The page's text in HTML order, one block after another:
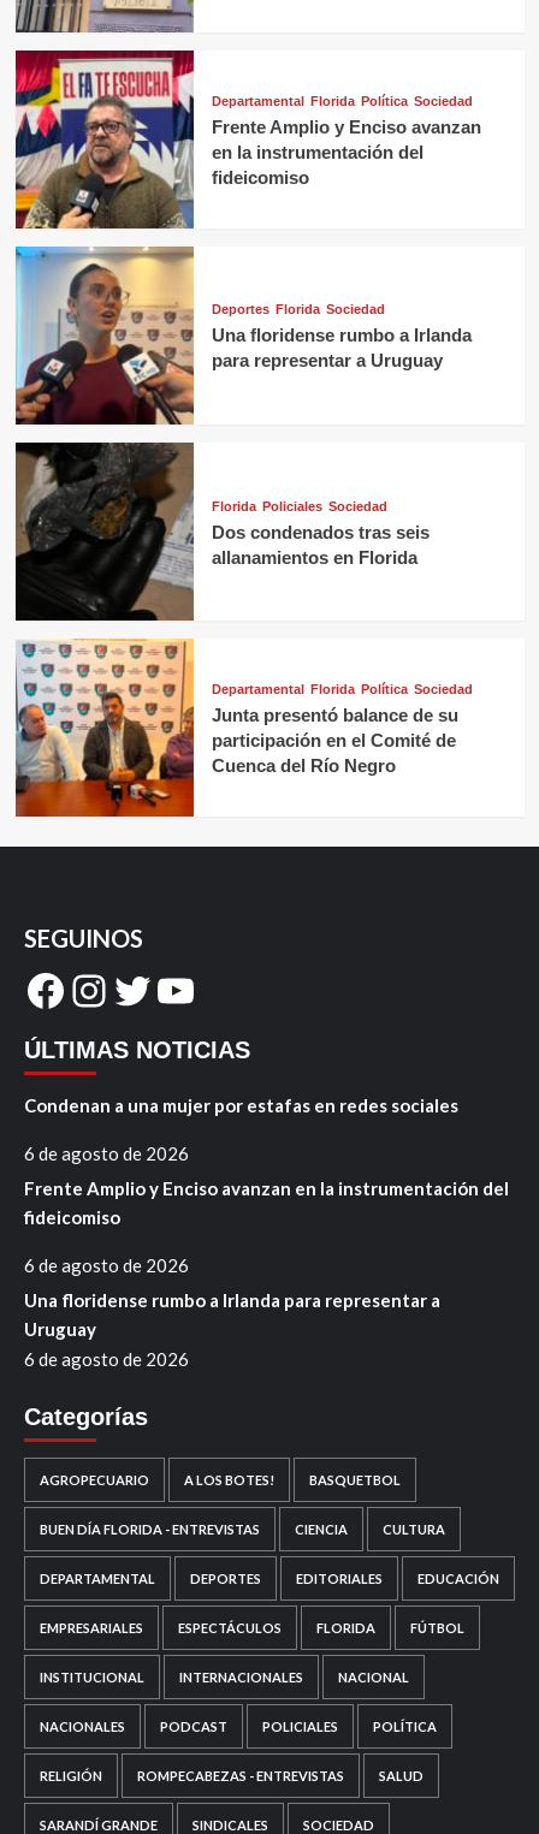
Departamental Florida Política Sociedad
Frente Amplio y Enciso avanzan
en la instrumentación del
fideicomiso
Deportes Florida Sociedad
Una floridense rumbo a Irlanda
para representar a Uruguay
Florida Policiales Sociedad
Dos condenados tras seis
allanamientos en Florida
Departamental Florida Política Sociedad
Junta presentó balance de su
participación en el Comité de
Cuenca del Río Negro
SEGUINOS
Facebook
Instagram
Twitter
YouTube
ÚLTIMAS NOTICIAS
Condenan a una mujer por estafas en redes sociales
6 de agosto de 2026
Frente Amplio y Enciso avanzan en la instrumentación del
fideicomiso
6 de agosto de 2026
Una floridense rumbo a Irlanda para representar a
Uruguay
6 de agosto de 2026
Categorías
AGROPECUARIO A LOS BOTES! BASQUETBOL
BUEN DÍA FLORIDA - ENTREVISTAS CIENCIA CULTURA
DEPARTAMENTAL DEPORTES EDITORIALES EDUCACIÓN
EMPRESARIALES ESPECTÁCULOS FLORIDA FÚTBOL
INSTITUCIONAL INTERNACIONALES NACIONAL
NACIONALES PODCAST POLICIALES POLÍTICA
RELIGIÓN ROMPECABEZAS - ENTREVISTAS SALUD
SARANDÍ GRANDE SINDICALES SOCIEDAD